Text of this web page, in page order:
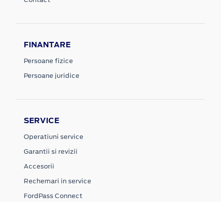
FINANTARE
Persoane fizice
Persoane juridice
SERVICE
Operatiuni service
Garantii si revizii
Accesorii
Rechemari in service
FordPass Connect